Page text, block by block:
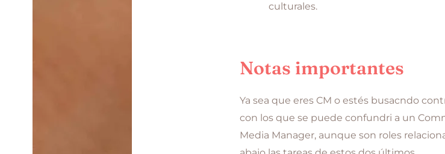
culturales.
Notas importantes
Ya sea que eres CM o estés busacndo
con los que se puede confundri a un
Media Manager, aunque son roles